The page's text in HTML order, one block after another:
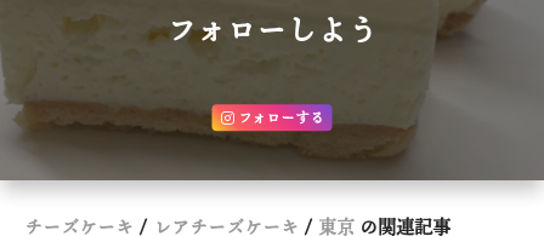
フォローしよう
フォローする
チーズケーキ レアチーズケーキ 東京 の関連記事